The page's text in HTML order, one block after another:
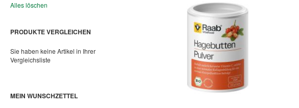
Alles löschen
PRODUKTE VERGLEICHEN
Sie haben keine Artikel in Ihrer
Vergleichsliste
MEIN WUNSCHZETTEL